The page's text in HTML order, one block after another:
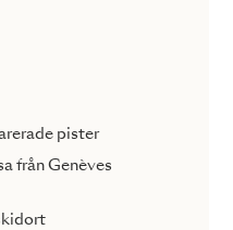
pister
från Genèves